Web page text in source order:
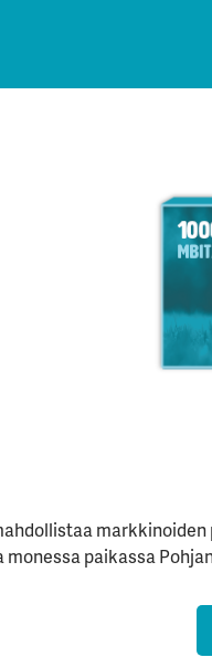
monessa paikassa